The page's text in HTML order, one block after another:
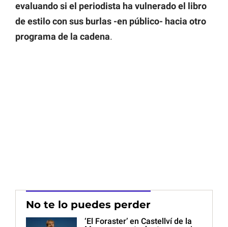
evaluando si el periodista ha vulnerado el libro
de estilo con sus burlas -en público- hacia otro
programa de la cadena.
No te lo puedes perder
‘El Foraster’ en Castellví de la